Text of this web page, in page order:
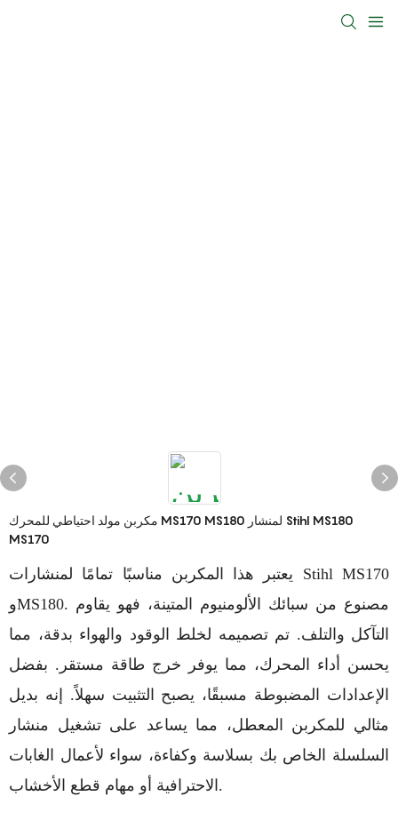
مكربن مولد احتياطي للمحرك MS170 MS180 لمنشار Stihl MS180
MS170
يعتبر هذا المكربن مناسبًا تمامًا لمنشارات Stihl MS170
وMS180. مصنوع من سبائك الألومنيوم المتينة، فهو يقاوم
التآكل والتلف. تم تصميمه لخلط الوقود والهواء بدقة، مما
يحسن أداء المحرك، مما يوفر خرج طاقة مستقر. بفضل
الإعدادات المضبوطة مسبقًا، يصبح التثبيت سهلاً. إنه بديل
مثالي للمكربن المعطل، مما يساعد على تشغيل منشار
السلسلة الخاص بك بسلاسة وكفاءة، سواء لأعمال الغابات
الاحترافية أو مهام قطع الأخشاب.